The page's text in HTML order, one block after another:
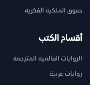
حقوق الملكية الفكرية
أقسام الكتب
الروايات العالمية المترجمة
روايات عربية